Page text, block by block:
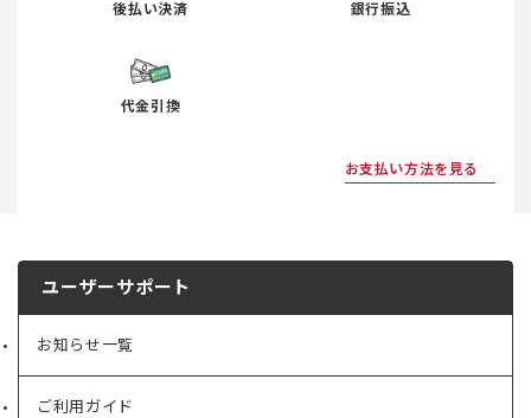
後払い決済 銀行振込
代金引換
お支払い方法を見る
ユーザーサポート
お知らせ一覧
ご利用ガイド